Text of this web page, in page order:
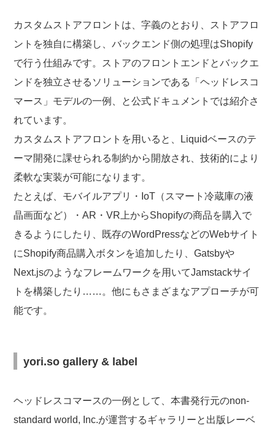
カスタムストアフロントは、字義のとおり、ストアフロ
ントを独自に構築し、バックエンド側の処理はShopify
で行う仕組みです。ストアのフロントエンドとバックエ
ンドを独立させるソリューションである「ヘッドレスコ
マース」モデルの一例、と公式ドキュメントでは紹介さ
れています。
カスタムストアフロントを用いると、Liquidベースのテ
ーマ開発に課せられる制約から開放され、技術的により
柔軟な実装が可能になります。
たとえば、モバイルアプリ・IoT（スマート冷蔵庫の液
晶画面など）・AR・VR上からShopifyの商品を購入で
きるようにしたり、既存のWordPressなどのWebサイト
にShopify商品購入ボタンを追加したり、Gatsbyや
Next.jsのようなフレームワークを用いてJamstackサイ
トを構築したり……。他にもさまざまなアプローチが可
能です。
yori.so gallery & label
ヘッドレスコマースの一例として、本書発行元のnon-
standard world, Inc.が運営するギャラリーと出版レーベ